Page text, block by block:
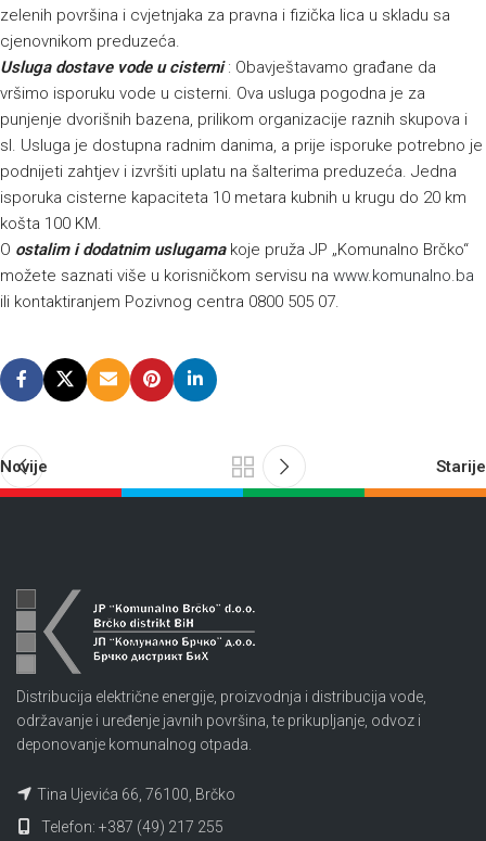
zelenih površina i cvjetnjaka za pravna i fizička lica u skladu sa
cjenovnikom preduzeća.
Usluga dostave vode u cisterni: Obavještavamo građane da
vršimo isporuku vode u cisterni. Ova usluga pogodna je za
punjenje dvorišnih bazena, prilikom organizacije raznih skupova i
sl. Usluga je dostupna radnim danima, a prije isporuke potrebno je
podnijeti zahtjev i izvršiti uplatu na šalterima preduzeća. Jedna
isporuka cisterne kapaciteta 10 metara kubnih u krugu do 20 km
košta 100 KM.
O ostalim i dodatnim uslugamakoje pruža JP „Komunalno Brčko“
možete saznati više u korisničkom servisu na www.komunalno.ba
ili kontaktiranjem Pozivnog centra 0800 505 07.
Novije Starije
Distribucija električne energije, proizvodnja i distribucija vode,
održavanje i uređenje javnih površina, te prikupljanje, odvoz i
deponovanje komunalnog otpada.
Tina Ujevića 66, 76100, Brčko
Telefon: +387 (49) 217 255